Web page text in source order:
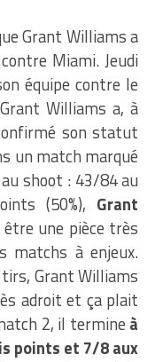
Grant Williams a
Miami. Jeudi
équipe contre le
Williams a, à
son statut
un match marqué
shoot : 43/84 au
(50%), Grant
une pièce très
matchs à enjeux.
Grant Williams
adroit et ça plait
2, il termine à
points et 7/8 aux